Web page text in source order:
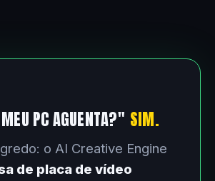
PC AGUENTA?" SIM.
o AI Creative Engine
de placa de vídeo